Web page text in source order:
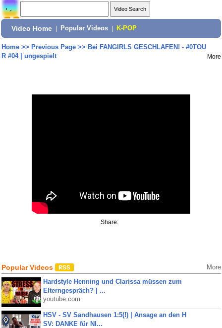
Video Home Popular Videos K-POP
Home>> Previous Page>> Bei FANGIRLS GESCHLAFEN! - #0TOU
R #04 | ungespielt
More
Share:
Popular Videos More
Hardstyle Henning und Clarissa müssen zum
Elterngespräch? | ...
youtube.com
HSV - SV Sandhausen 1:5(!) | Ansage an den H
SV: DANKE für NI...